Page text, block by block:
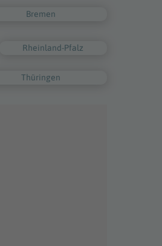
Bremen
Rheinland-Pfalz
Thüringen